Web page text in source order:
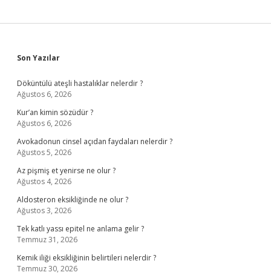
Sidebar
Son Yazılar
Döküntülü ateşli hastalıklar nelerdir ?
Ağustos 6, 2026
Kur’an kimin sözüdür ?
Ağustos 6, 2026
Avokadonun cinsel açıdan faydaları nelerdir ?
Ağustos 5, 2026
Az pişmiş et yenirse ne olur ?
Ağustos 4, 2026
Aldosteron eksikliğinde ne olur ?
Ağustos 3, 2026
Tek katlı yassı epitel ne anlama gelir ?
Temmuz 31, 2026
Kemik iliği eksikliğinin belirtileri nelerdir ?
Temmuz 30, 2026